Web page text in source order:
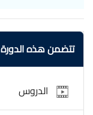
تتضمن هذه الدورة
الدروس